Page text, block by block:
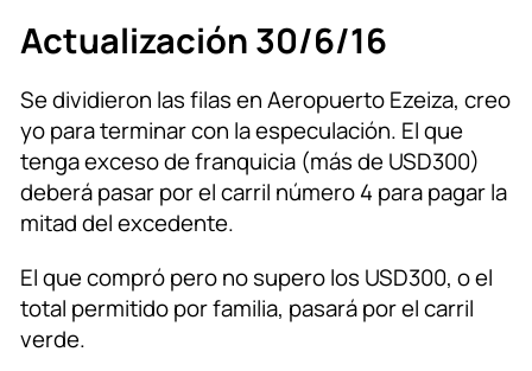
Actualización 30/6/16
Se dividieron las filas en Aeropuerto Ezeiza, creo
yo para terminar con la especulación. El que
tenga exceso de franquicia (más de USD300)
deberá pasar por el carril número 4 para pagar la
mitad del excedente.
El que compró pero no supero los USD300, o el
total permitido por familia, pasará por el carril
verde.